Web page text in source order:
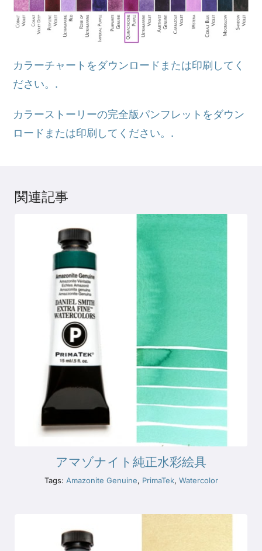
カラーチャートをダウンロードまたは印刷してく
ださい。.
カラーストーリーの完全版パンフレットをダウン
ロードまたは印刷してください。.
関連記事
アマゾナイト純正水彩絵具
Tags: Amazonite Genuine, PrimaTek, Watercolor